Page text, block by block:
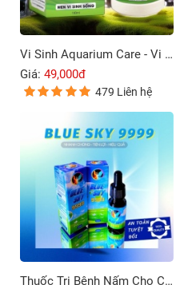
Vi Sinh Aquarium Care - Vi Sinh Cho Cá Cảnh
Giá: 49,000đ
479 Liên hệ
Thuốc Trị Bệnh Nấm Cho Cá Cảnh Blue Sky 9999